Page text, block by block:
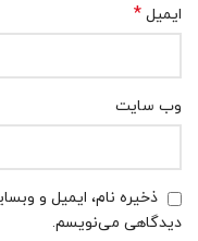
ایمیل *
وب‌ سایت
ذخیره نام، ایمیل و
دیدگاهی می‌نویسم.